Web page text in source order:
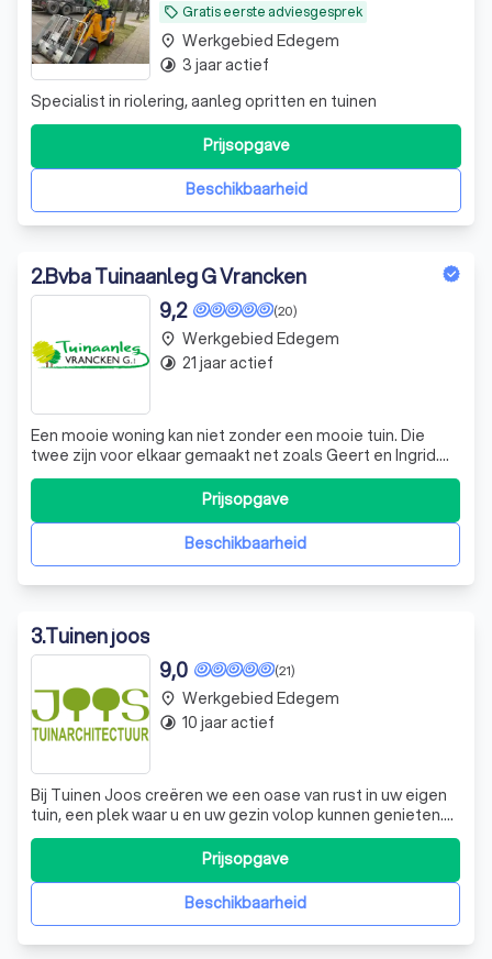
local_offer Gratis eerste adviesgesprek
Specialist in riolering, aanleg opritten en tuinen
Beschikbaarheid
Prijsopgave
place Werkgebied Edegem
timelapse 3 jaar actief
2.Bvba Tuinaanleg G Vrancken
(20)
9,2
Een mooie woning kan niet zonder een mooie tuin. Die
twee zijn voor elkaar gemaakt net zoals Geert en Ingrid.
Samen hebben ze in 2005 Tuinaanleg Vrancken opgericht
dat intussen is uitgebouwd tot een solide bedrijf met 8
werknemers en een uitgebreide klanten portfolio. Geert
en Ingrid zijn de drijveBeschikbaarheid
Prijsopgave
place Werkgebied Edegem
timelapse 21 jaar actief
3.Tuinen joos
(21)
9,0
Bij Tuinen Joos creëren we een oase van rust in uw eigen
tuin, een plek waar u en uw gezin volop kunnen genieten.
Onze tuinarchitecten combineren functionaliteit en
esthetiek om voor elke klant een passend ontwerp te
maken. We hechten veel waarde aan details en leveren
projecten op met de hoogste af
Beschikbaarheid
Prijsopgave
place Werkgebied Edegem
timelapse 10 jaar actief